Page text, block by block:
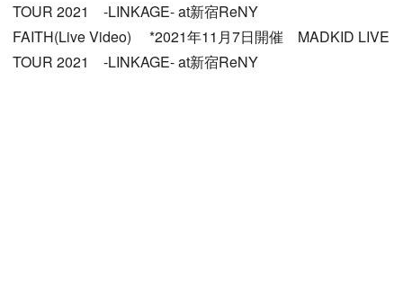
TOUR 2021 -LINKAGE- at新宿ReNY
FAITH(Live Video) *2021年11月7日開催 MADKID LIVE
TOUR 2021 -LINKAGE- at新宿ReNY